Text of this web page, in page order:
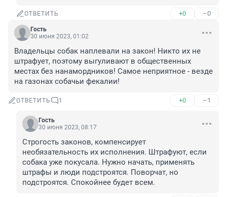
ОТВЕТИТЬ +0 –0
Гость
30 июня 2023, 01:02
Владельцы собак наплевали на закон! Никто их не
штрафует, поэтому выгуливают в общественных
местах без нанамордников! Самое неприятное - везде
на газонах собачьи фекалии!
ОТВЕТИТЬ 1 +0 –1
Гость
30 июня 2023, 08:17
Строгость законов, компенсирует
необязательность их исполнения. Штрафуют, если
собака уже покусала. Нужно начать, применять
штрафы и люди подстроятся. Поворчат, но
подстроятся. Спокойнее будет всем.